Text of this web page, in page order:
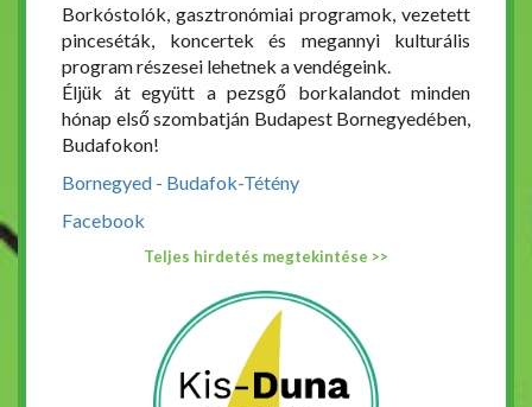
Borkóstolók, gasztronómiai programok, vezetett
pinceséták, koncertek és megannyi kulturális
program részesei lehetnek a vendégeink.
Éljük át együtt a pezsgő borkalandot minden
hónap első szombatján Budapest Bornegyedében,
Budafokon!
Bornegyed - Budafok-Tétény
Facebook
Teljes hirdetés megtekintése >>